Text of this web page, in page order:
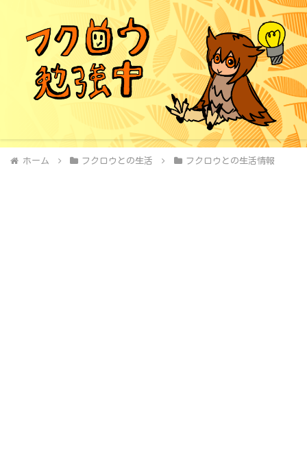
ホーム フクロウとの生活 フクロウとの生活情報